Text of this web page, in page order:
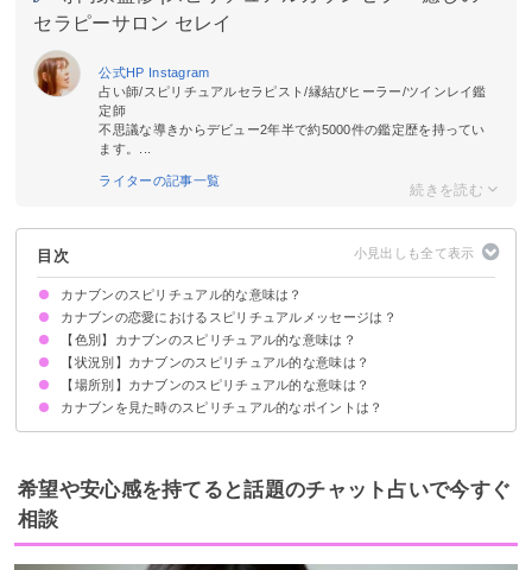
セラピーサロン セレイ
公式HP Instagram
占い師/スピリチュアルセラピスト/縁結びヒーラー/ツインレイ鑑
定師
不思議な導きからデビュー2年半で約5000件の鑑定歴を持ってい
ます。...
ライターの記事一覧
目次
カナブンのスピリチュアル的な意味は？
①幸運の暗示
②道しるべの暗示
③挑戦の暗示
④金運UPの暗示
⑤魂の浄化の暗示
状況によって意味が決まる
カナブンの恋愛におけるスピリチュアルメッセージは？
恋愛運UPの予兆
【色別】カナブンのスピリチュアル的な意味は？
金色のカナブンのスピリチュアル的意味
茶色のカナブンのスピリチュアル的意味
緑色のカナブンのスピリチュアル的意味
黒色のカナブンのスピリチュアル的意味
【状況別】カナブンのスピリチュアル的な意味は？
カナブンが寄ってくるスピリチュアル的意味
カナブンの死骸があるスピリチュアル的意味
カナブンが家の中に入ってくるスピリチュアル的意味
カナブンを助けるスピリチュアル的意味
カナブンを殺すスピリチュアル的意味
カナブンがぶつかるスピリチュアル的意味
カナブンが洗濯物につくスピリチュアル的意味
カナブンを逃がすスピリチュアル的意味
カナブンが体に止まるスピリチュアル的意味
カナブンの幼虫を見るスピリチュアル的意味
カナブンの夢を見るスピリチュアル的意味
【場所別】カナブンのスピリチュアル的な意味は？
ベランダでカナブンを見るスピリチュアル的意味
神社でカナブンを見るスピリチュアル的意味
車に止まっているカナブンを見るスピリチュアル的意味
カナブンを見た時のスピリチュアル的なポイントは？
前向きにやりたいことに挑戦する
希望や安心感を持てると話題のチャット占いで今すぐ
相談